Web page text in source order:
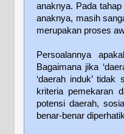
anaknya. Pada
anaknya, masih
merupakan proses
Persoalannya
Bagaimana jika
‘daerah induk’
kriteria pemekaran
potensi daerah,
benar-benar